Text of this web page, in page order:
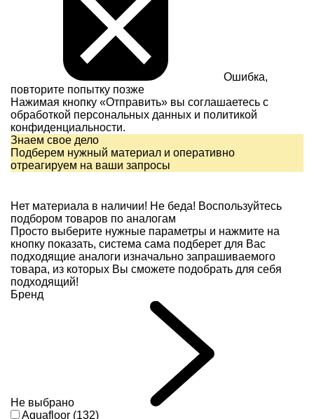
Ошибка,
повторите попытку позже
Нажимая кнопку «Отправить» вы соглашаетесь с
обработкой персональных данных и политикой
конфиденциальности.
Знаем свое дело
Подберем нужный материал и оперативно
отреагируем на ваши запросы
Нет материала в наличии! Не беда! Воспользуйтесь
подбором товаров по аналогам
Просто выберите нужные параметры и нажмите на
кнопку показать, система сама подберет для Вас
подходящие аналоги изначально запрашиваемого
товара, из которых Вы сможете подобрать для себя
подходящий!
Бренд
Не выбрано
Aquafloor (132)